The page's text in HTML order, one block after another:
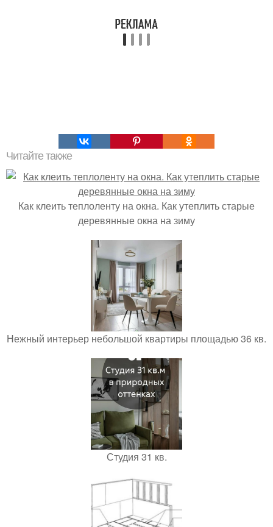
Читайте также
Как клеить теплоленту на окна. Как утеплить старые
деревянные окна на зиму
Нежный интерьер небольшой квартиры площадью 36 кв.
Студия 31 кв.